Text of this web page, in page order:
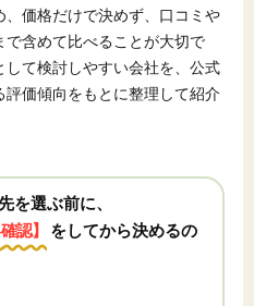
価格だけで決めず、口コミや
含めて比べることが大切で
て検討しやすい会社を、公式
価傾向をもとに整理して紹介
を選ぶ前に、
認】
をしてから決めるの